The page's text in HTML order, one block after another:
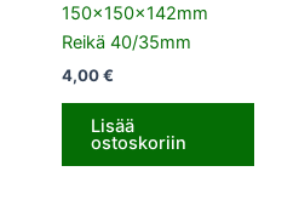
150x150x142mm
Reikä 40/35mm
4,00€
Lisää
ostoskoriin